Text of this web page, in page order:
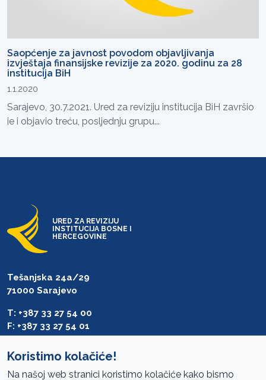
Saopćenje za javnost povodom objavljivanja
izvještaja finansijske revizije za 2020. godinu za 28
institucija BiH
1.1.2020
Sarajevo, 30.7.2021. Ured za reviziju institucija BiH završio
je i objavio treću, posljednju grupu...
URED ZA REVIZIJU
INSTITUCIJA BOSNE I
HERCEGOVINE
Tešanjska 24a/29
71000 Sarajevo
T: +387 33 27 54 00
F: +387 33 27 54 01
Koristimo kolačiće!
Na našoj web stranici koristimo kolačiće kako bismo